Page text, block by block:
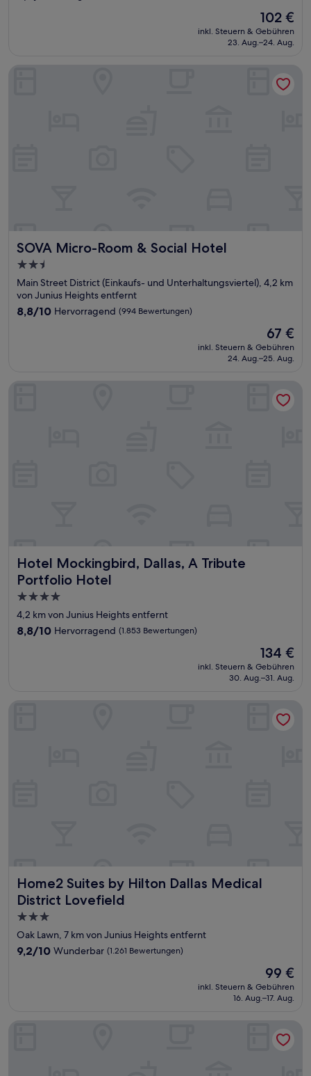
Bewertungen)
Der
Preis
beträgt
102 €
inkl. Steuern & Gebühren
23. Aug.–24. Aug.
SOVA Micro-Room & Social Hotel
SOVA Micro-Room & Social Hotel
2.5-
Sterne-
Unterkunft
Main Street District (Einkaufs- und Unterhaltungsviertel), 4,2 km
von Junius Heights entfernt
8.8
8,8/10 Hervorragend (994 Bewertungen)
Der
Preis
beträgt
67 €
inkl. Steuern & Gebühren
24. Aug.–25. Aug.
Hotel Mockingbird, Dallas, A Tribute
Portfolio Hotel
Hotel Mockingbird, Dallas, A Tribute Portfolio Hotel
4.0-
Sterne-
Unterkunft
4,2 km von Junius Heights entfernt
8.8
8,8/10 Hervorragend (1.853 Bewertungen)
Der
Preis
beträgt
134 €
inkl. Steuern & Gebühren
30. Aug.–31. Aug.
Hotel Mockingbird, Dallas, A Tribute Portfolio Hotel
Home2 Suites by Hilton Dallas Medical
District Lovefield
Home2 Suites by Hilton Dallas Medical District Lovefield
3.0-
Sterne-
Unterkunft
Oak Lawn, 7 km von Junius Heights entfernt
9.2
9,2/10 Wunderbar (1.261 Bewertungen)
Der
Preis
beträgt
99 €
inkl. Steuern & Gebühren
16. Aug.–17. Aug.
Tru by Hilton Dallas Downtown Market Center